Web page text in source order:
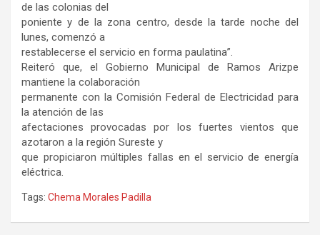
de las colonias del
poniente y de la zona centro, desde la tarde noche del
lunes, comenzó a
restablecerse el servicio en forma paulatina”.
Reiteró que, el Gobierno Municipal de Ramos Arizpe
mantiene la colaboración
permanente con la Comisión Federal de Electricidad para
la atención de las
afectaciones provocadas por los fuertes vientos que
azotaron a la región Sureste y
que propiciaron múltiples fallas en el servicio de energía
eléctrica.
Tags: Chema Morales Padilla